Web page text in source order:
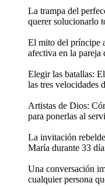
La trampa del
querer solucionarlo
El mito del príncipe
afectiva en la pareja
Elegir las batallas:
las tres velocidades
Artistas de Dios:
para ponerlas al
La invitación
María durante 33
Una conversación
cualquier persona